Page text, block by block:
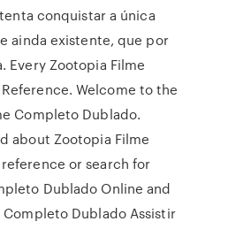
conquistar a única
ainda existente, que por
Every Zootopia Filme
Welcome to the
Completo Dublado.
about Zootopia Filme
or search for
Dublado Online and
Dublado Assistir